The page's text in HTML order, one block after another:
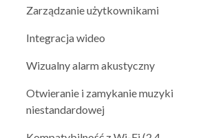
Zarządzanie użytkownikami
Integracja wideo
Wizualny alarm akustyczny
Otwieranie i zamykanie muzyki
niestandardowej